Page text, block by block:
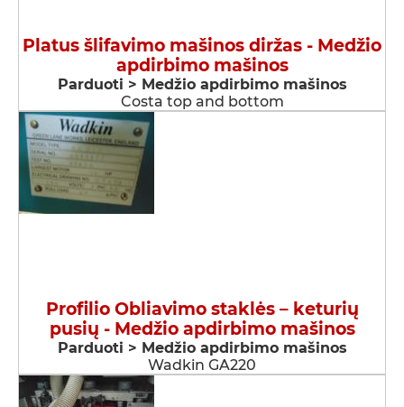
Platus šlifavimo mašinos diržas - Medžio
apdirbimo mašinos
Parduoti > Medžio apdirbimo mašinos
Costa top and bottom
Profilio Obliavimo staklės – keturių
pusių - Medžio apdirbimo mašinos
Parduoti > Medžio apdirbimo mašinos
Wadkin GA220